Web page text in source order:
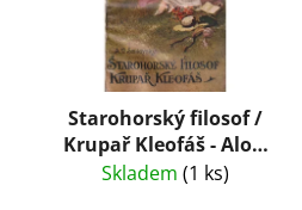
Starohorský filosof /
Krupař Kleofáš - Alois
Vojtěch Šmilovský
Skladem (1 ks)